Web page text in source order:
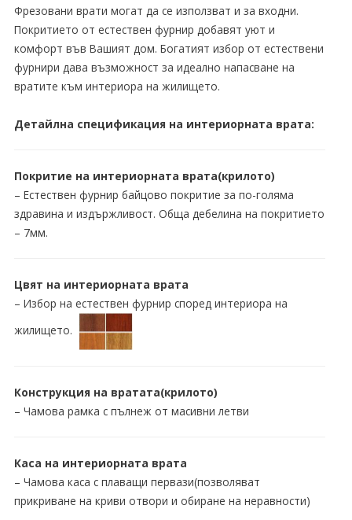
Фрезовани врати могат да се използват и за входни.
Покритието от естествен фурнир добавят уют и
комфорт във Вашият дом. Богатият избор от естествени
фурнири дава възможност за идеално напасване на
вратите към интериора на жилището.
Детайлна спецификация на интериорната врата:
Покритие на интериорната врата(крилото)
– Естествен фурнир байцово покритие за по-голяма
здравина и издържливост. Обща дебелина на покритието
– 7мм.
Цвят на интериорната врата
– Избор на естествен фурнир според интериора на
жилището.
Конструкция на вратата(крилото)
– Чамова рамка с пълнеж от масивни летви
Каса на интериорната врата
– Чамова каса с плаващи первази(позволяват
прикриване на криви отвори и обиране на неравности)